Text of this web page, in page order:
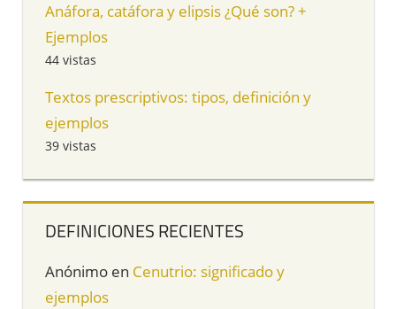
Anáfora, catáfora y elipsis ¿Qué son? +
Ejemplos
44 vistas
Textos prescriptivos: tipos, definición y
ejemplos
39 vistas
DEFINICIONES RECIENTES
Anónimo en Cenutrio: significado y
ejemplos